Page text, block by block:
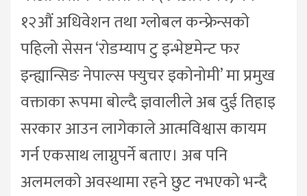
१२औं अधिवेशन तथा ग्लोबल कन्फ्रेन्सको
पहिलो सेसन ‘रोडम्याप टु इन्भेष्टमेन्ट फर
इन्ह्यान्सिङ नेपाल्स फ्युचर इकोनोमी’ मा प्रमुख
वक्ताका रूपमा बोल्दै ज्ञवालीले अब दुई तिहाइ
सरकार आउन लागेकाले आत्मविश्वास कायम
गर्न एकसाथ लाग्नुपर्ने बताए। अब पनि
अलमलको अवस्थामा रहने छुट नभएको भन्दै